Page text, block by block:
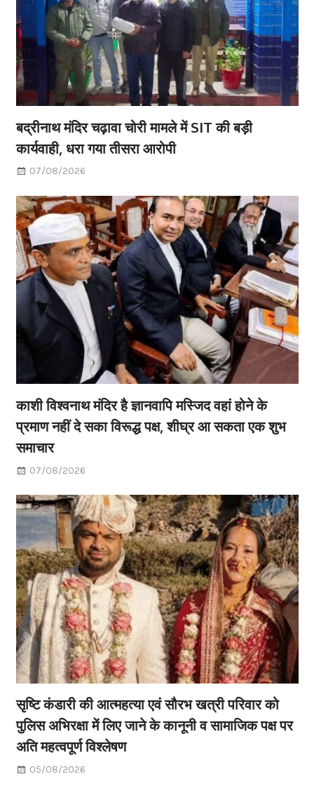
बद्रीनाथ मंदिर चढ़ावा चोरी मामले में SIT की बड़ी
कार्यवाही, धरा गया तीसरा आरोपी
07/08/2026
काशी विश्वनाथ मंदिर है ज्ञानवापि मस्जिद वहां होने के
प्रमाण नहीं दे सका विरूद्ध पक्ष, शीघ्र आ सकता एक शुभ
समाचार
07/08/2026
सृष्टि कंडारी की आत्महत्या एवं सौरभ खत्री परिवार को
पुलिस अभिरक्षा में लिए जाने के कानूनी व सामाजिक पक्ष पर
अति महत्वपूर्ण विश्लेषण
05/08/2026